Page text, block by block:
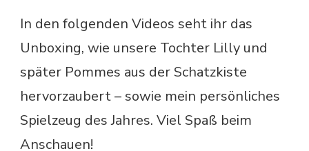
In den folgenden Videos seht ihr das
Unboxing, wie unsere Tochter Lilly und
später Pommes aus der Schatzkiste
hervorzaubert – sowie mein persönliches
Spielzeug des Jahres. Viel Spaß beim
Anschauen!